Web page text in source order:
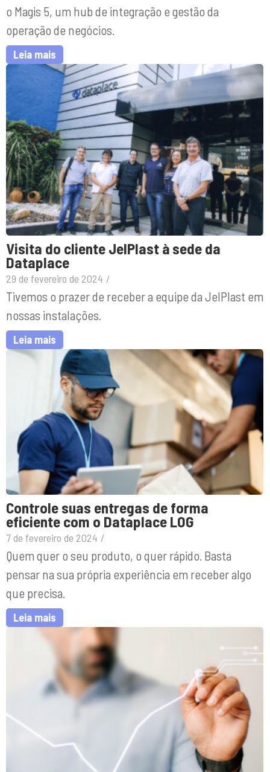
o Magis 5, um hub de integração e gestão da
operação de negócios.
Leia mais
Visita do cliente JelPlast à sede da
Dataplace
29 de fevereiro de 2024 /
Tivemos o prazer de receber a equipe da JelPlast em
nossas instalações.
Leia mais
Controle suas entregas de forma
eficiente com o Dataplace LOG
7 de fevereiro de 2024 /
Quem quer o seu produto, o quer rápido. Basta
pensar na sua própria experiência em receber algo
que precisa.
Leia mais